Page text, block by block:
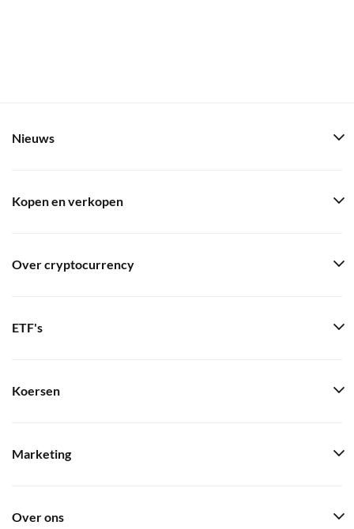
Nieuws
Kopen en verkopen
Over cryptocurrency
ETF's
Koersen
Marketing
Over ons